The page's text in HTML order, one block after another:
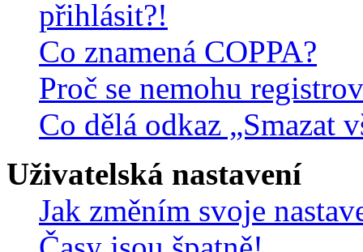
přihlásit?!
Co znamená COPPA?
Proč se nemohu
Co dělá odkaz „Smazat
Uživatelská nastavení
Jak změním svoje